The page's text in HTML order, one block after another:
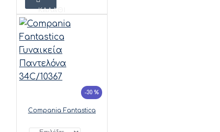
ΚΑΛΆΘΙ
-30 %
Compania Fantastica